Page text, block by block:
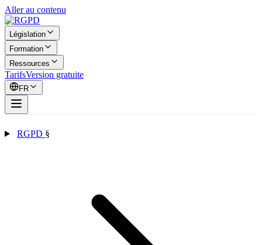
Aller au contenu
Législation
Formation
Ressources
TarifsVersion gratuite
FR
RGPD §